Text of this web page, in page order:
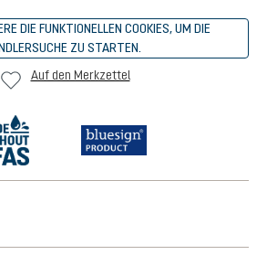
DIE FUNKTIONELLEN COOKIES, UM DIE
ZU STARTEN.
Auf den Merkzettel